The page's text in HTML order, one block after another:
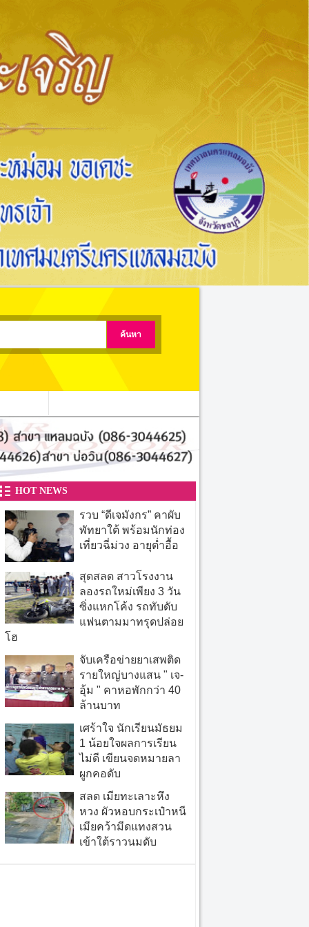
HOT NEWS
รวบ “ดีเจมังกร” คาผับ
พัทยาใต้ พร้อมนักท่อง
เที่ยวฉี่ม่วง อายุต่ำอื้อ
สุดสลด สาวโรงงาน
ลองรถใหม่เพียง 3 วัน
ซิ่งแหกโค้ง รถทับดับ
แฟนตามมาทรุดปล่อย
โฮ
จับเครือข่ายยาเสพติด
รายใหญ่บางแสน " เจ-
อุ้ม " คาหอพักกว่า 40
ล้านบาท
เศร้าใจ นักเรียนมัธยม
1 น้อยใจผลการเรียน
ไม่ดี เขียนจดหมายลา
ผูกคอดับ
สลด เมียทะเลาะหึง
หวง ผัวหอบกระเป๋าหนี
เมียคว้ามีดแทงสวน
เข้าใต้ราวนมดับ